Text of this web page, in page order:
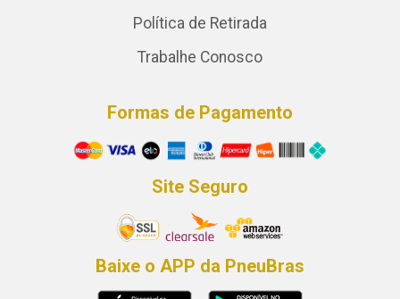
Política de Retirada
Trabalhe Conosco
Formas de Pagamento
Site Seguro
Baixe o APP da PneuBras